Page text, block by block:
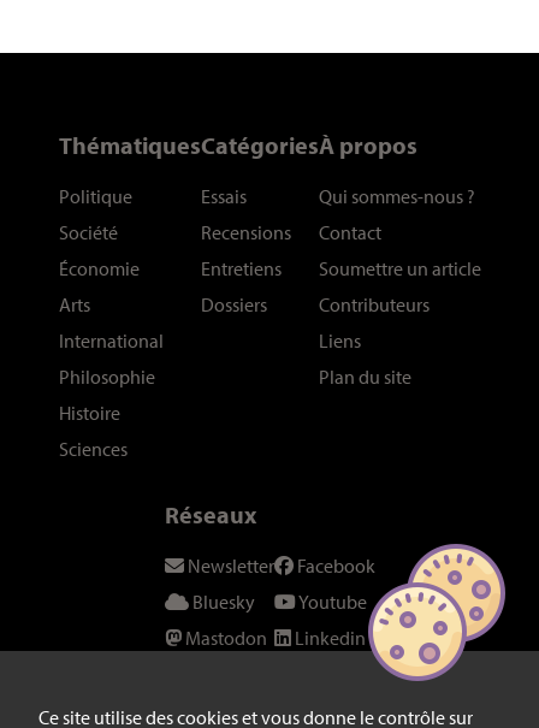
Ce site utilise des cookies et vous donne le contrôle sur
Thématiques
Politique
Société
Économie
Arts
International
Philosophie
Histoire
Sciences
Catégories
Essais
Recensions
Entretiens
Dossiers
À propos
Qui sommes-nous ?
Contact
Soumettre un article
Contributeurs
Liens
Plan du site
Réseaux
Newsletter
Bluesky
Mastodon
Instagram
Facebook
Youtube
Linkedin
Fil RSS